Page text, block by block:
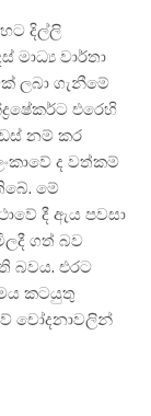
දිල්ලි
වාර්තා
ලබා ගැනීමේ
එරෙහි
නම් කර
ද වත්කම්
මේ
දී ඇය පවසා
ගත් බව
බවය. එරට
කටයුතු
චෝදනාවලින්